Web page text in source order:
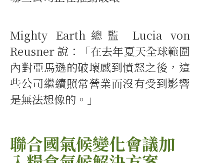
Mighty Earth總監 Lucia von
Reusner 說：「在去年夏天全球範圍
內對亞馬遜的破壞感到憤怒之後，這
些公司繼續照常營業而沒有受到影響
是無法想像的。」
聯合國氣候變化會議加